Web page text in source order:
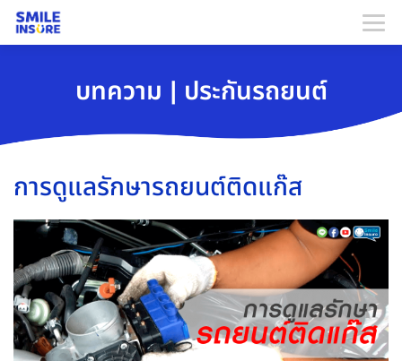
บทความ | ประกันรถยนต์
การดูแลรักษารถยนต์ติดแก๊ส